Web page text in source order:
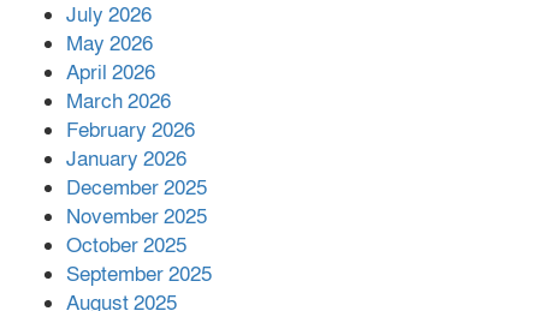
পর ফোন তারেক রহমানের,গ্যাস সঙ্কট
July 2026
May 2026
April 2026
March 2026
February 2026
January 2026
December 2025
November 2025
October 2025
September 2025
August 2025